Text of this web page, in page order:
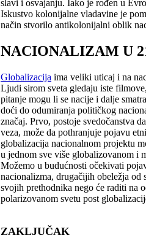
slavi i osvajanju. Iako je rođen u
Iskustvo kolonijalne vladavine je
način stvorilo antikolonijalni oblik
NACIONALIZAM U
Globalizacija ima veliki uticaj i na
Ljudi sirom sveta gledaju iste
pitanje mogu li se nacije i dalje
doći do odumiranja političkog
značaj. Prvo, postoje svedočanstva
veza, može da pothranjuje pojavu
globalizacija nacionalnom projektu
u jednom sve više globalizovanom i
Možemo u budućnosti očekivati
nacionalizma, drugačijih obeležja od
svojih prethodnika nego će raditi na
polarizovanom svetu post
ZAKLJUČAK